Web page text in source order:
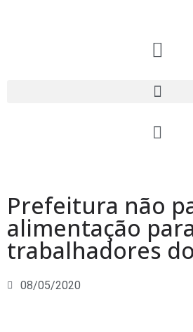
Prefeitura não
alimentação
trabalhadores do
08/05/2020